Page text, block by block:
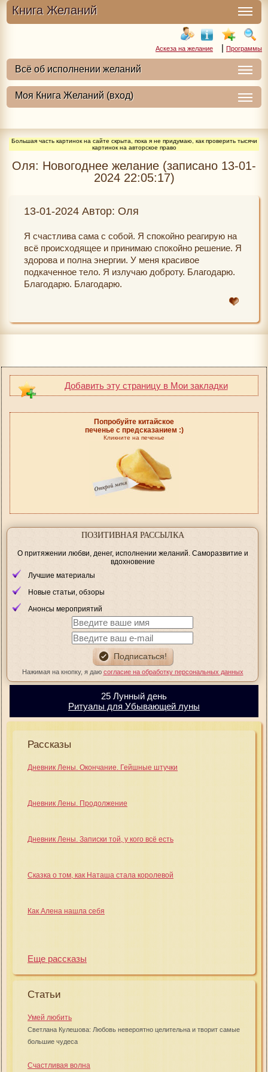
Книга Желаний
Аскеза на желание | Программы
Большая часть картинок на сайте скрыта, пока я не придумаю, как проверить тысячи
картинок на авторское право
Оля: Новогоднее желание (записано 13-01-
2024 22:05:17)
13-01-2024 Автор: Оля
Я счастлива сама с собой. Я спокойно реагирую на
всё происходящее и принимаю спокойно решение. Я
здорова и полна энергии. У меня красивое
подкаченное тело. Я излучаю доброту. Благодарю.
Благодарю. Благодарю.
Добавить эту страницу в Мои закладки
Попробуйте китайское
печенье с предсказанием :)
Кликните на печенье
ПОЗИТИВНАЯ РАССЫЛКА
О притяжении любви, денег, исполнении желаний. Саморазвитие и
вдохновение
Лучшие материалы
Новые статьи, обзоры
Анонсы мероприятий
Нажимая на кнопку, я даю согласие на обработку персональных данных
25 Лунный день
Ритуалы для Убывающей луны
Рассказы
Дневник Лены. Окончание. Гейшные штучки
Дневник Лены. Продолжение
Дневник Лены. Записки той, у кого всё есть
Сказка о том, как Наташа стала королевой
Как Алена нашла себя
Еще рассказы
Статьи
Умей любить
Светлана Кулешова: Любовь невероятно целительна и творит самые
большие чудеса
Счастливая волна